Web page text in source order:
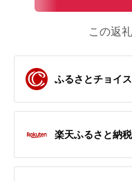
この返
ふるさとチョイス
楽天ふるさと納税